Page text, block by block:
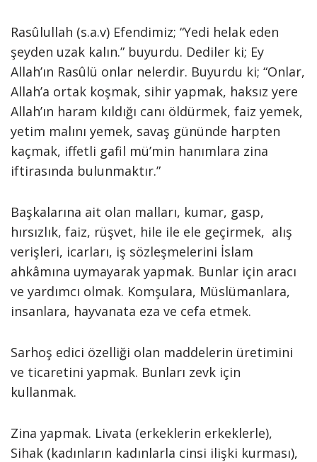
Rasûlullah (s.a.v) Efendimiz; “Yedi helak eden
şeyden uzak kalın.” buyurdu. Dediler ki; Ey
Allah’ın Rasûlü onlar nelerdir. Buyurdu ki; “Onlar,
Allah’a ortak koşmak, sihir yapmak, haksız yere
Allah’ın haram kıldığı canı öldürmek, faiz yemek,
yetim malını yemek, savaş gününde harpten
kaçmak, iffetli gafil mü’min hanımlara zina
iftirasında bulunmaktır.”
Başkalarına ait olan malları, kumar, gasp,
hırsızlık, faiz, rüşvet, hile ile ele geçirmek, alış
verişleri, icarları, iş sözleşmelerini İslam
ahkâmına uymayarak yapmak. Bunlar için aracı
ve yardımcı olmak. Komşulara, Müslümanlara,
insanlara, hayvanata eza ve cefa etmek.
Sarhoş edici özelliği olan maddelerin üretimini
ve ticaretini yapmak. Bunları zevk için
kullanmak.
Zina yapmak. Livata (erkeklerin erkeklerle),
Sihak (kadınların kadınlarla cinsi ilişki kurması),